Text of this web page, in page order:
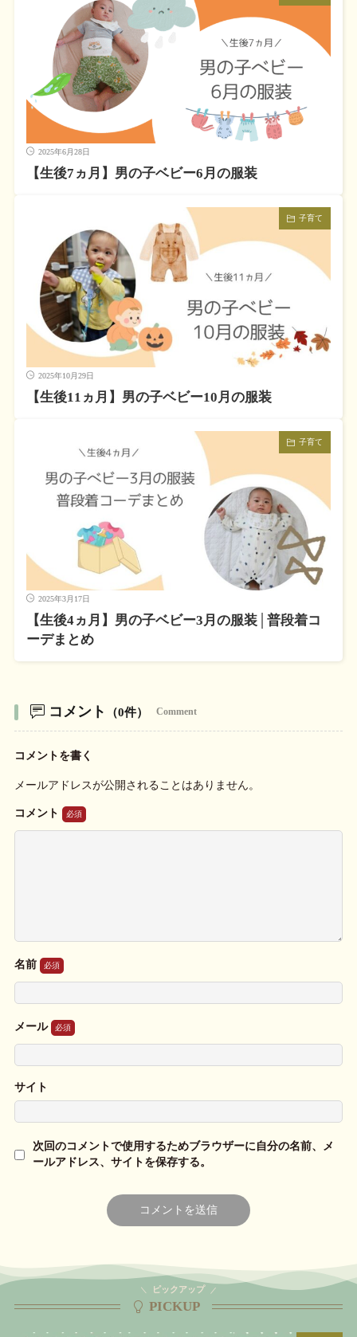
2025年6月28日
【生後7ヵ月】男の子ベビー6月の服装
子育て
2025年10月29日
【生後11ヵ月】男の子ベビー10月の服装
子育て
2025年3月17日
【生後4ヵ月】男の子ベビー3月の服装│普段着コ
ーデまとめ
コメント （0件） Comment
コメントを書く
メールアドレスが公開されることはありません。
コメント
名前
メール
サイト
次回のコメントで使用するためブラウザーに自分の名前、メ
ールアドレス、サイトを保存する。
PICKUP
ピックアップ